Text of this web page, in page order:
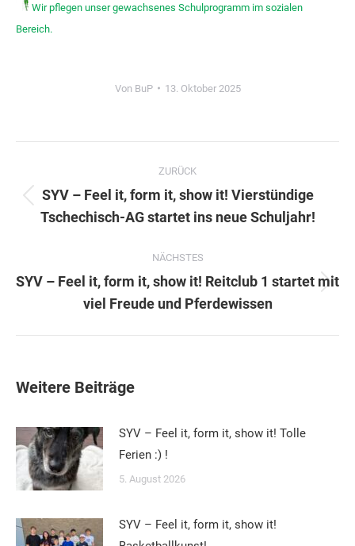
Wir pflegen unser gewachsenes Schulprogramm im sozialen
Bereich.
Von BuP 13. Oktober 2025
ZURÜCK
Vorheriger
Beitrag:
SYV – Feel it, form it, show it! Vierstündige
Tschechisch-AG startet ins neue Schuljahr!
NÄCHSTES
Nächster
Beitrag:
SYV – Feel it, form it, show it! Reitclub 1 startet mit
viel Freude und Pferdewissen
Weitere Beiträge
SYV – Feel it, form it, show it! Tolle
Ferien :) !
5. August 2026
SYV – Feel it, form it, show it!